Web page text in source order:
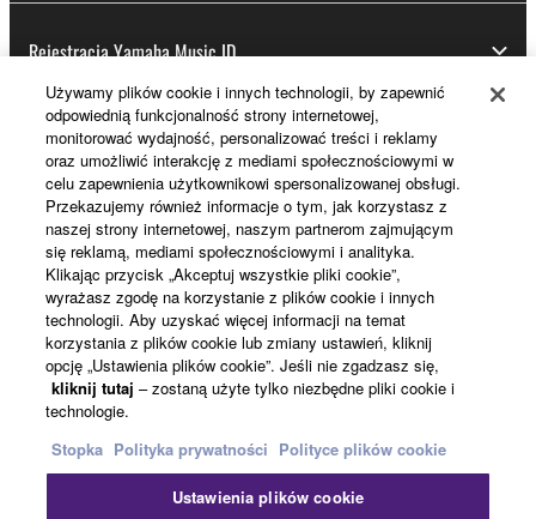
Rejestracja Yamaha Music ID
Informacje o Yamaha
Polska - Polish
Biznes
Używamy plików cookie i innych technologii, by zapewnić
odpowiednią funkcjonalność strony internetowej,
monitorować wydajność, personalizować treści i reklamy
oraz umożliwić interakcję z mediami społecznościowymi w
celu zapewnienia użytkownikowi spersonalizowanej obsługi.
Przekazujemy również informacje o tym, jak korzystasz z
naszej strony internetowej, naszym partnerom zajmującym
się reklamą, mediami społecznościowymi i analityka.
Klikając przycisk „Akceptuj wszystkie pliki cookie”,
wyrażasz zgodę na korzystanie z plików cookie i innych
technologii. Aby uzyskać więcej informacji na temat
korzystania z plików cookie lub zmiany ustawień, kliknij
opcję „Ustawienia plików cookie”. Jeśli nie zgadzasz się,
kliknij tutaj – zostaną użyte tylko niezbędne pliki cookie i
technologie.
Stopka Polityka prywatności Polityce plików cookie
Ustawienia plików cookie